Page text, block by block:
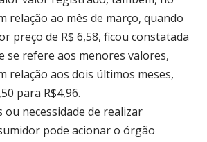
relação ao mês de março, quando
preço de R$ 6,58, ficou constatada
se refere aos menores valores,
relação aos dois últimos meses,
para R$4,96.
ou necessidade de realizar
pode acionar o órgão